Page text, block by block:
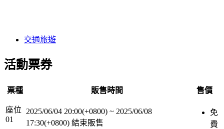
交通旅遊
活動票券
票種 販售時間 售價
座位
01
2025/06/04 20:00(+0800) ~ 2025/06/08
17:30(+0800) 結束販售
免
費